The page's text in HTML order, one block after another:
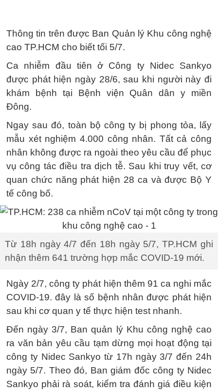
Thông tin trên được Ban Quản lý Khu công nghệ
cao TP.HCM cho biết tối 5/7.
Ca nhiễm đầu tiên ở Công ty Nidec Sankyo
được phát hiện ngày 28/6, sau khi người này đi
khám bệnh tại Bệnh viện Quân dân y miền
Đông.
Ngay sau đó, toàn bộ công ty bị phong tỏa, lấy
mẫu xét nghiệm 4.000 công nhân. Tất cả công
nhân không được ra ngoài theo yêu cầu để phục
vụ công tác điều tra dịch tễ. Sau khi truy vết, cơ
quan chức năng phát hiện 28 ca và được Bộ Y
tế công bố.
Từ 18h ngày 4/7 đến 18h ngày 5/7, TP.HCM ghi
nhận thêm 641 trường hợp mắc COVID-19 mới.
Ngày 2/7, công ty phát hiện thêm 91 ca nghi mắc
COVID-19. đây là số bệnh nhân được phát hiện
sau khi cơ quan y tế thực hiện test nhanh.
Đến ngày 3/7, Ban quản lý Khu công nghệ cao
ra văn bản yêu cầu tạm dừng mọi hoạt động tại
công ty Nidec Sankyo từ 17h ngày 3/7 đến 24h
ngày 5/7. Theo đó, Ban giám đốc công ty Nidec
Sankyo phải rà soát, kiểm tra đánh giá điều kiện